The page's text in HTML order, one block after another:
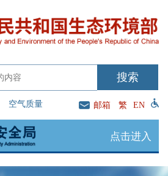
空气质量 邮箱 繁 EN
点击进入